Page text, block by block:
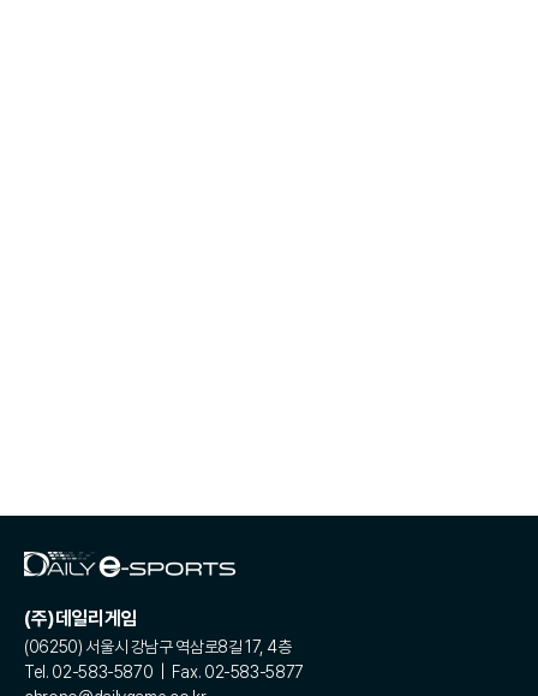
(주)데일리게임
(06250) 서울시 강남구 역삼로8길 17, 4층
Tel. 02-583-5870 | Fax. 02-583-5877